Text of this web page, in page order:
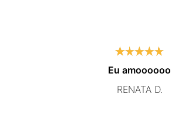
Eu amoooooo
RENATA D.